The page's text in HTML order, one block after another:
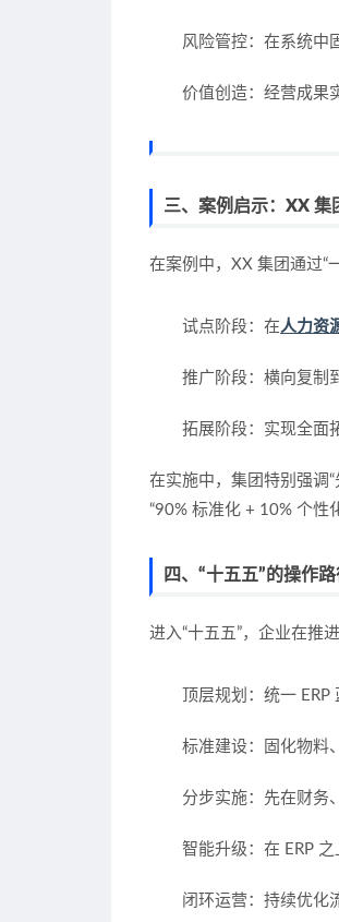
风险管控：在系统中
价值创造：经营成果
三、案例启示：XX 集
在案例中，XX 集团通过“
试点阶段：在人力资
推广阶段：横向复制
拓展阶段：实现全面
在实施中，集团特别强调
“90% 标准化 + 10% 个性
四、“十五五”的操作
进入“十五五”，企业在推
顶层规划 ：统一 ERP
标准建设：固化物料
分步实施：先在财务
智能升级 ：在 ERP 之
闭环运营 ：持续优化